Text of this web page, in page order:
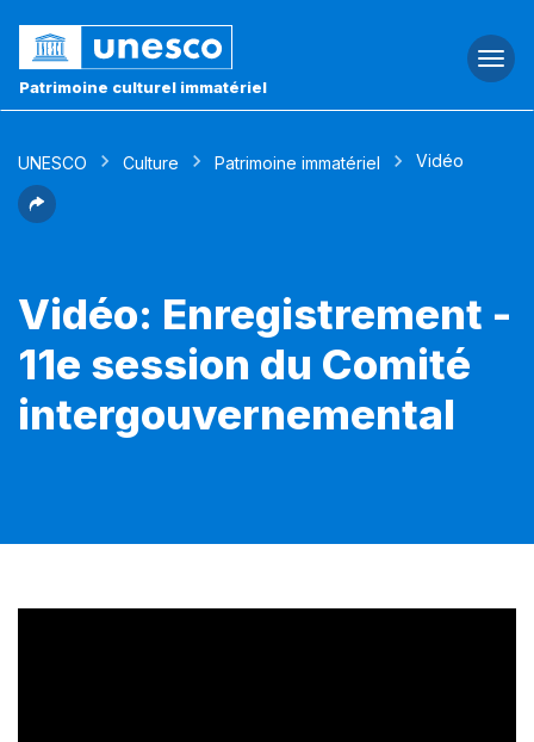
Patrimoine culturel immatériel
UNESCO Culture Patrimoine immatériel Vidéo
Vidéo: Enregistrement -
11e session du Comité
intergouvernemental